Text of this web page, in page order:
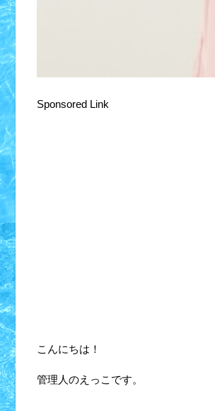
Sponsored Link
こんにちは！
管理人のえっこです。